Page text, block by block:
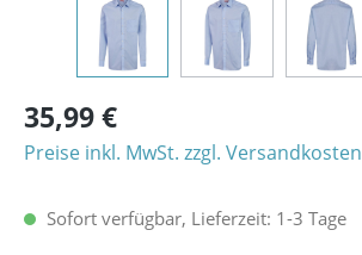
35,99 €
Preise inkl. MwSt. zzgl. Versandkosten
Sofort verfügbar, Lieferzeit: 1-3 Tage